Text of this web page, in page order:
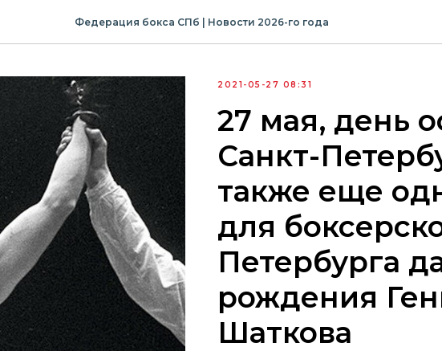
Федерация бокса СПб | Новости 2026-го года
2021-05-27 08:31
27 мая, день
Санкт-
также еще
для
Петербурга
рождения
Шаткова